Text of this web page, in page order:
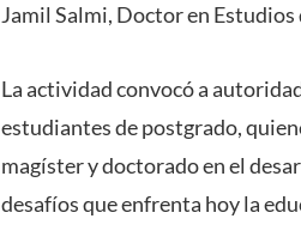
Jamil Salmi, Doctor en
La actividad convocó a
estudiantes de postgrado,
magíster y doctorado en el
desafíos que enfrenta hoy la